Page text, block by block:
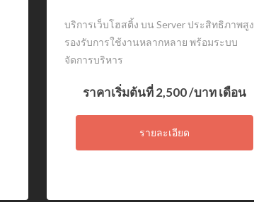
บริการเว็บโฮสติ้ง บน Server ประสิทธิภาพสูง
รองรับการใช้งานหลากหลาย พร้อมระบบ
จัดการบริหาร
ราคาเริ่มต้นที่2,500/บาท เดือน
รายละเอียด